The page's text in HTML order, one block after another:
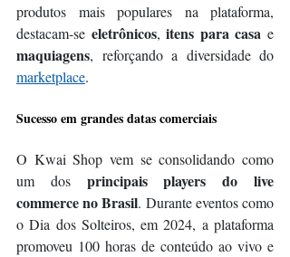
produtos mais populares na plataforma,
destacam-se eletrônicos, itens para casa
maquiagens
marketplace.
Sucesso em grandes datas comerciais
O Kwai Shop vem se consolidando como
um dos principais players do live
commerce no Brasil. Durante eventos como
o Dia dos Solteiros, em 2024, a plataforma
promoveu 100 horas de conteúdo ao vivo e